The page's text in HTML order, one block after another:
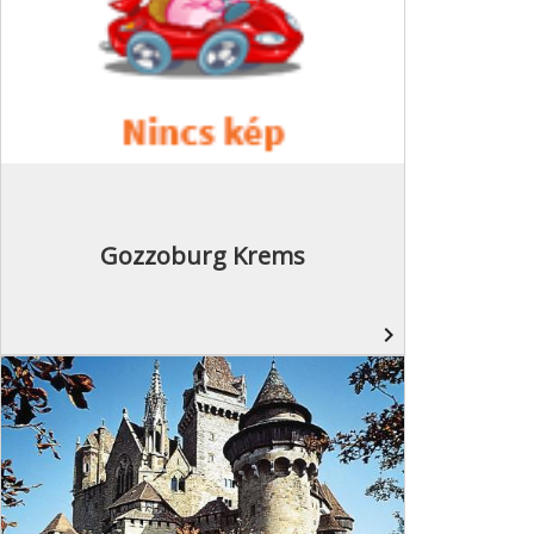
Gozzoburg Krems
navigate_next